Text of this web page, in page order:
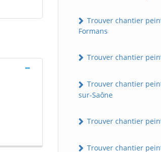
Trouver chantier
Formans
Trouver chantier
Trouver chantier
sur-Saône
Trouver chantier
Trouver chantier